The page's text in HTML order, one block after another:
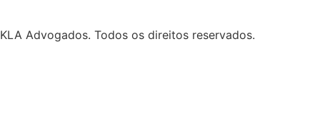
KLA Advogados. Todos os direitos reservados.